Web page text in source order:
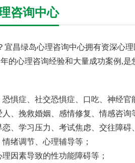
咨询中心
昌绿岛心理咨询中心拥有资深心
的心理咨询经验和大量成功案例,
惧症、社交恐惧症、口吃、神经官
、挽救婚姻、感情修复、情感咨询
、学习压力、考试焦虑、交往障碍
绪调节、心理辅导等；
因素导致的性功能障碍等；